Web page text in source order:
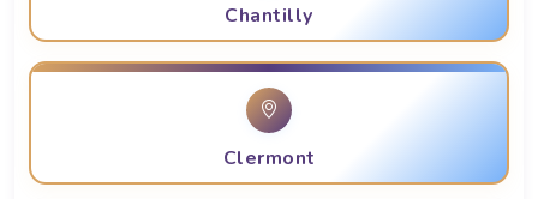
Chantilly
Clermont